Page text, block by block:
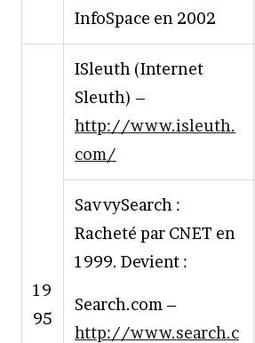
InfoSpace en 2002
19
95
ISleuth (Internet
Sleuth) –
http://www.isleuth.
com/
SavvySearch :
Racheté par CNET en
1999. Devient :
Search.com –
http://www.search.c